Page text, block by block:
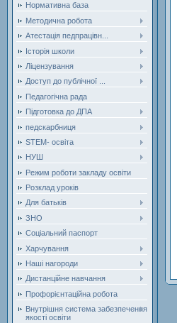
Нормативна база
Методична робота
Атестація педпрацівн...
Історія школи
Ліцензування
Доступ до публічної ...
Педагогічна рада
Підготовка до ДПА
педскарбниця
STEM- освіта
НУШ
Режим роботи закладу освіти
Розклад уроків
Для батьків
ЗНО
Соціальний паспорт
Харчування
Наші нагороди
Дистанційне навчання
Профорієнтаційна робота
Внутрішня система забезпечення
якості освіти